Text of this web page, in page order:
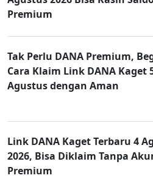
Premium
Tak Perlu DANA Premium,
Cara Klaim Link DANA Kaget
Agustus dengan Aman
Link DANA Kaget Terbaru 4
2026, Bisa Diklaim Tanpa
Premium